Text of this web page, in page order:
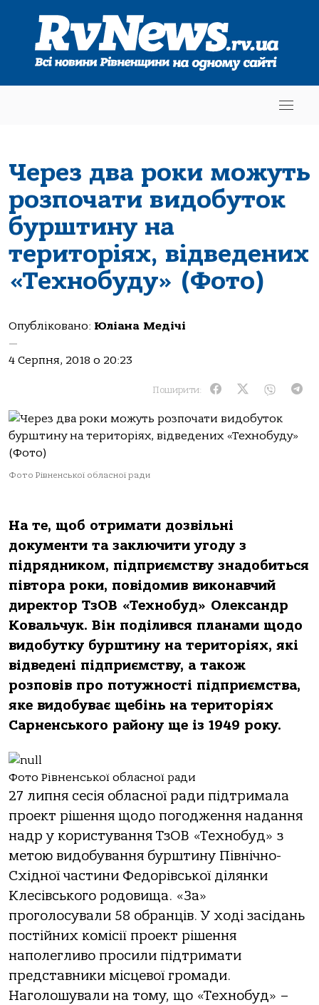
Через два роки можуть
розпочати видобуток
бурштину на
територіях, відведених
«Технобуду» (Фото)
Опубліковано: Юліана Медічі
—
4 Серпня, 2018 о 20:23
Поширити:
Фото Рівненської обласної ради
На те, щоб отримати дозвільні
документи та заключити угоду з
підрядником, підприємству знадобиться
півтора роки, повідомив виконавчий
директор ТзОВ «Технобуд» Олександр
Ковальчук. Він поділився планами щодо
видобутку бурштину на територіях, які
відведені підприємству, а також
розповів про потужності підприємства,
яке видобуває щебінь на територіях
Сарненського району ще із 1949 року.
Фото Рівненської обласної ради
27 липня сесія обласної ради підтримала
проект рішення щодо погодження надання
надр у користування ТзОВ «Технобуд» з
метою видобування бурштину Північно-
Східної частини Федорівської ділянки
Клесівського родовища. «За»
проголосували 58 обранців. У ході засідань
постійних комісії проект рішення
наполегливо просили підтримати
представники місцевої громади.
Наголошували на тому, що «Технобуд» –